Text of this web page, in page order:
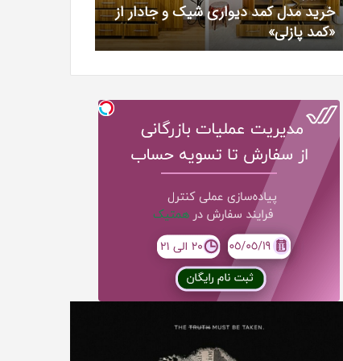
«کمد
پازلی»
خرید مدل کمد دیواری شیک و جادار از
«کمد پازلی»
خیرآبادی